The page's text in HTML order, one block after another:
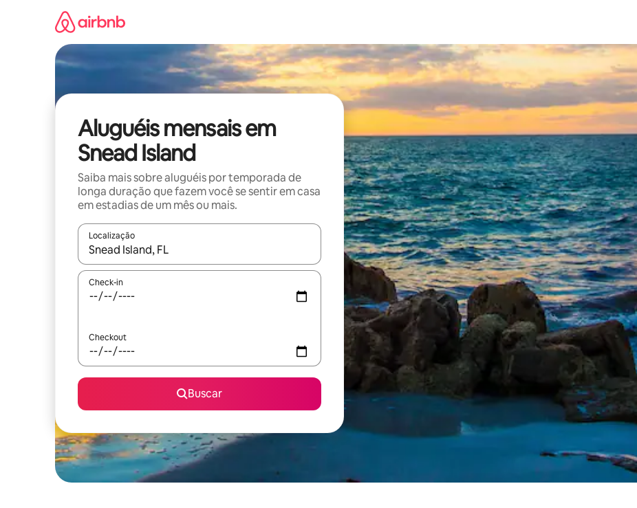
Aluguéis mensais em
Snead Island
Saiba mais sobre aluguéis por temporada de
longa duração que fazem você se sentir em casa
em estadias de um mês ou mais.
Localização
Quando os resultados estiverem disponíveis, explore-os usando as seta para cima e para baixo do teclado ou tocando e
Check-in
Checkout
Buscar